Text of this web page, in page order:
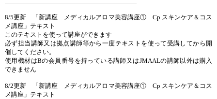
8/5更新 「新講座 メディカルアロマ美容講座① Cp スキンケア＆コス
メ講座」テキスト
このテキストを使って講座ができます
必ず担当講師又は拠点講師等から一度テキストを使って受講してから開
催してください。
使用機材はBの会員番号を持っている講師又はJMAALの講師以外は購入
できません
8/2更新 「新講座 メディカルアロマ美容講座① Cp スキンケア＆コス
メ講座」テキスト